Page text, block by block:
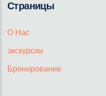
Страницы
О Нас
экскурсии
Бронирование